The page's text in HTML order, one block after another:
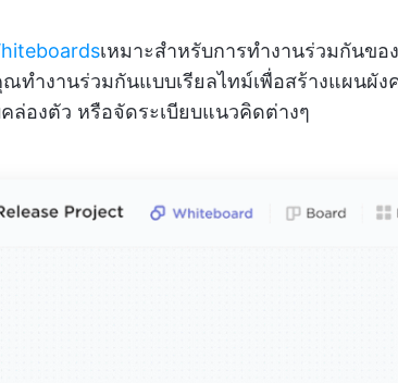
เหมาะสำหรับการทำงานร่วมกันข
ทำงานร่วมกันแบบเรียลไทม์เพื่อสร้างแผนผั
ล่องตัว หรือจัดระเบียบแนวคิดต่างๆ